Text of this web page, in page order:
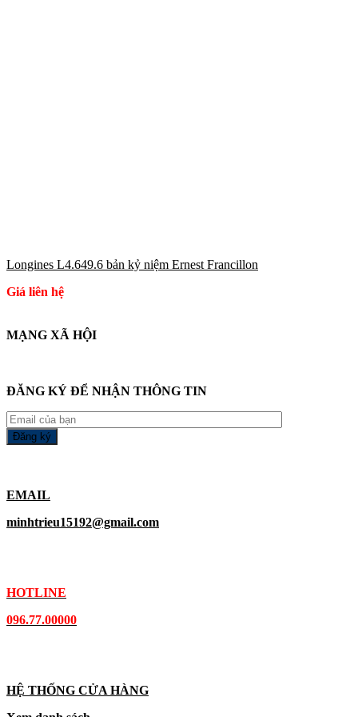
Longines L4.649.6 bản kỷ niệm Ernest Francillon
Giá liên hệ
MẠNG XÃ HỘI
ĐĂNG KÝ ĐỂ NHẬN THÔNG TIN
EMAIL
minhtrieu15192@gmail.com
HOTLINE
096.77.00000
HỆ THỐNG CỬA HÀNG